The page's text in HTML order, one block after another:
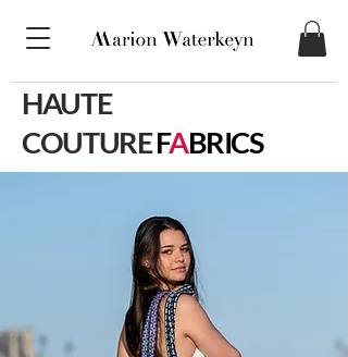
HAUTE
COUTUREFABRICS